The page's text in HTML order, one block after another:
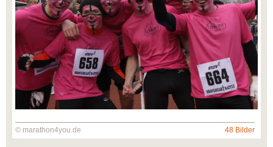
© marathon4you.de 48 Bilder